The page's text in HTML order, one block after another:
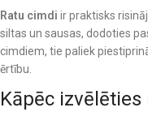
Ratu cimdi ir praktisks
siltas un sausas, dodoties
cimdiem, tie paliek
ērtību.
Kāpēc